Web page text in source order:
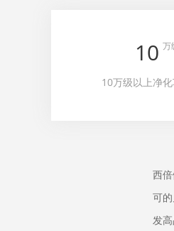
10 万
10万级以上净
西
可
发